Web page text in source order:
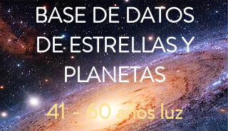
BASE DE DATOS
DE ESTRELLAS Y
PLANETAS
41 - 60 años luz